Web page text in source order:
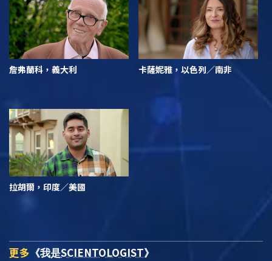
詹弗蘭科，義大利 卡薩妮雅，以色列／南非
拉胡爾，印度／美國
更多 《我是SCIENTOLOGIST》